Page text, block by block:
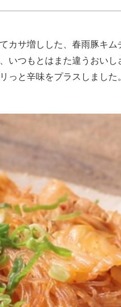
カサ増しした、春雨豚キム
いつもとはまた違うおいし
っと辛味をプラスしました